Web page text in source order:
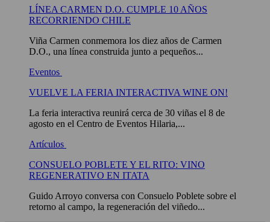
LÍNEA CARMEN D.O. CUMPLE 10 AÑOS
RECORRIENDO CHILE
Viña Carmen conmemora los diez años de Carmen
D.O., una línea construida junto a pequeños...
Eventos
VUELVE LA FERIA INTERACTIVA WINE ON!
La feria interactiva reunirá cerca de 30 viñas el 8 de
agosto en el Centro de Eventos Hilaria,...
Artículos
CONSUELO POBLETE Y EL RITO: VINO
REGENERATIVO EN ITATA
Guido Arroyo conversa con Consuelo Poblete sobre el
retorno al campo, la regeneración del viñedo...